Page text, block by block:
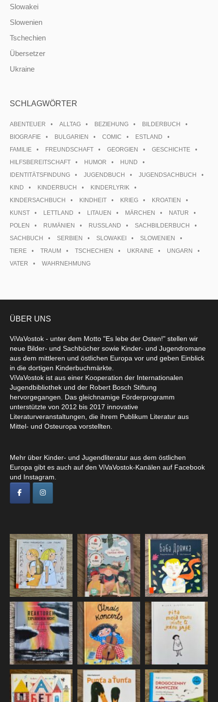
Slowakei
Slowenien
Tschechien
Übersetzer
Ukraine
SCHLAGWÖRTER
ABENTEUER ALLTAG BEZIEHUNG
BILDERBUCH
BIOGRAFIE
BULGARIEN COMIC
ESTLAND
FAMILIE
FREUNDSCHAFT GEORGIEN
GESCHICHTE
HILFSBEREITSCHAFT
HUMOR
HUND
IDENTITÄTSFINDUNG
JUGENDBUCH
JUGENDSACHBUCH
KIND
KINDERBUCH
KINDERLYRIK
KINDERSACHBUCH
KINDHEIT KRIEG
KROATIEN
KUNST
LETTLAND LITAUEN MÄRCHEN
NATUR
POLEN
RUMÄNIEN RUSSLAND
SACHBILDERBUCH
SACHBUCH
SERBIEN SLOWAKEI
SLOWENIEN
TIERE
TRAUM TSCHECHIEN UKRAINE
UNGARN
VATER
WAHRNEHMUNG
ÜBER UNS
ViVaVostok - unter dem Motto "Es lebe der Osten!" stellen wir
neue Bilder- und Sachbücher sowie Kinder- und Jugendromane
aus dem mittleren und östlichen Europa vor und geben Einblick
in die dortigen Kinderbuchmärkte.
ViVaVostok ist aus einer Kooperation der Internationalen
Jugendbibliothek und der Robert Bosch Stiftung
hervorgegangen. Das gleichnamige Förderprogramm
unterstützte von 2012 bis 2017 innovative
Literaturveranstaltungen, die ihrem Publikum Literatur aus
Mittel- und Osteuropa vorstellten.
Mehr über Kinder- und Jugendliteratur aus dem östlichen
Europa gibt es auch auf den ViVaVostok-Kanälen auf Facebook
und Instagram.